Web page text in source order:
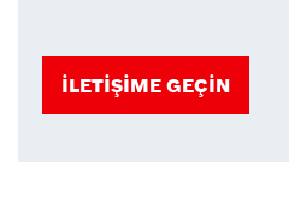
İLETIŞIME GEÇIN